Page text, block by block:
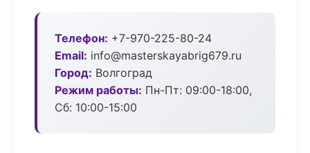
Телефон: +7-970-225-80-24
Email: info@masterskayabrig679.ru
Город: Волгоград
Режим работы: Пн-Пт: 09:00-18:00,
Сб: 10:00-15:00